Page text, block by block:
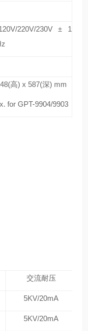
220V/230V ± 1
高) x 587(深) mm
for GPT-9904/9903
交流耐压
5KV/20mA
5KV/20mA